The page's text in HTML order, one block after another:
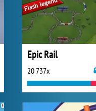
Epic Rail
20 737x